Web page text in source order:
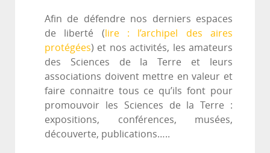
Afin de défendre nos derniers espaces
de liberté ( lire : l’archipel des aires
protégées) et nos activités, les amateurs
des Sciences de la Terre et leurs
associations doivent mettre en valeur et
faire connaitre tous ce qu’ils font pour
promouvoir les Sciences de la Terre :
expositions, conférences, musées,
découverte, publications…..